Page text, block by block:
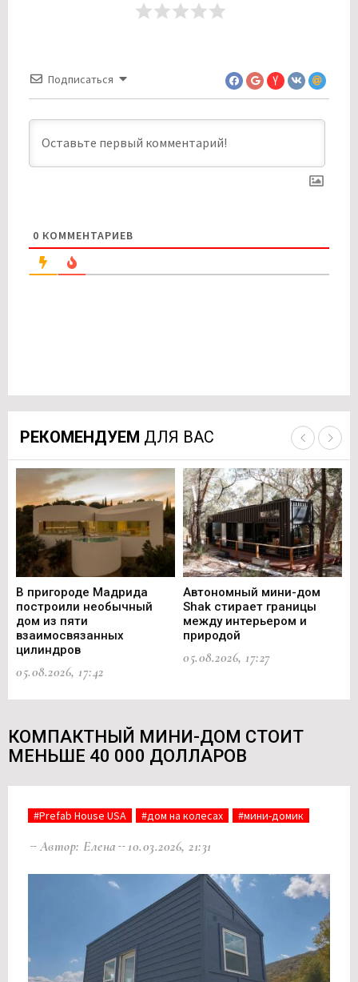
Подписаться
0 КОММЕНТАРИЕВ
РЕКОМЕНДУЕМ ДЛЯ ВАС
В пригороде Мадрида
построили необычный
дом из пяти
взаимосвязанных
цилиндров
05.08.2026, 17:42
Автономный мини-дом
Shak стирает границы
между интерьером и
природой
05.08.2026, 17:27
КОМПАКТНЫЙ МИНИ-ДОМ СТОИТ
МЕНЬШЕ 40 000 ДОЛЛАРОВ
#Prefab House USA #дом на колесах #мини-домик
Автор: Елена 10.03.2026, 21:31